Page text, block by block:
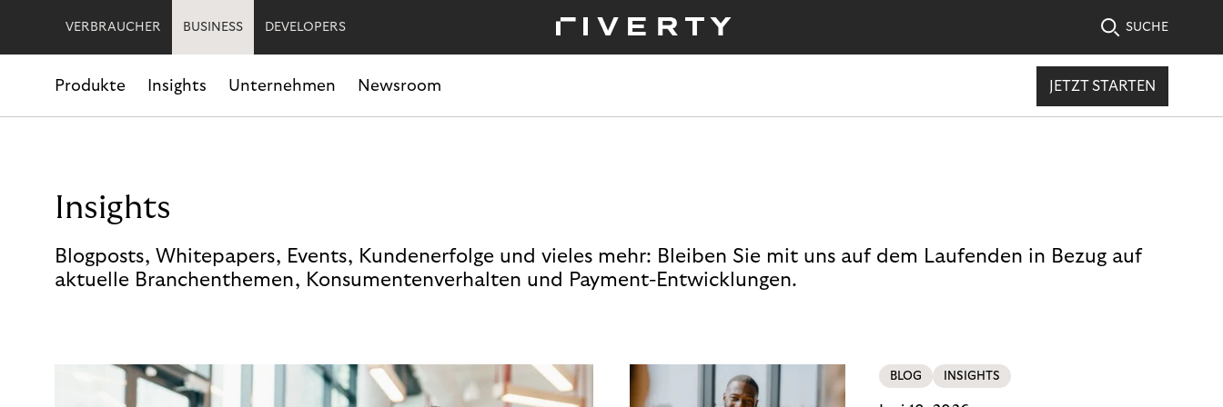
VERBRAUCHER BUSINESS DEVELOPERS SUCHE
Produkte Insights Unternehmen Newsroom JETZT STARTEN
Insights
Blogposts, Whitepapers, Events, Kundenerfolge und vieles mehr: Bleiben Sie mit uns auf dem Laufenden in Bezug auf
aktuelle Branchenthemen, Konsumentenverhalten und Payment-Entwicklungen.
BLOG INSIGHTS